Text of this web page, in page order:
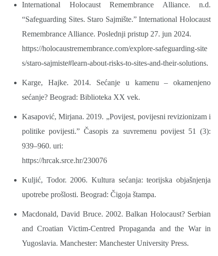
International Holocaust Remembrance Alliance. n.d.
“Safeguarding Sites. Staro Sajmište.” International Holocaust
Remembrance Alliance. Poslednji pristup 27. jun 2024.
https://holocaustremembrance.com/explore-safeguarding-site
s/staro-sajmiste#learn-about-risks-to-sites-and-their-solutions.
Karge, Hajke. 2014. Sećanje u kamenu – okamenjeno
sećanje? Beograd: Biblioteka XX vek.
Kasapović, Mirjana. 2019. „Povijest, povijesni revizionizam i
politike povijesti.” Časopis za suvremenu povijest 51 (3):
939–960. uri:
https://hrcak.srce.hr/230076
Kuljić, Todor. 2006. Kultura sećanja: teorijska objašnjenja
upotrebe prošlosti. Beograd: Čigoja štampa.
Macdonald, David Bruce. 2002. Balkan Holocaust? Serbian
and Croatian Victim-Centred Propaganda and the War in
Yugoslavia. Manchester: Manchester University Press.